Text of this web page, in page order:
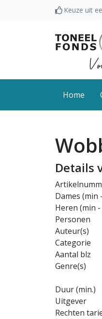
Keuze uit
Home
Details
Dames (min
Heren (min -
Personen
Auteur(s)
Categorie
Aantal blz
Genre(s)
Duur (min.)
Uitgever
Rechten